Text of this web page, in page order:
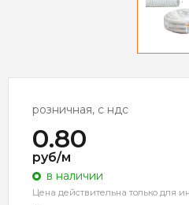
розничная, с ндс
0.80
руб/м
в наличии
Цена действительна только для